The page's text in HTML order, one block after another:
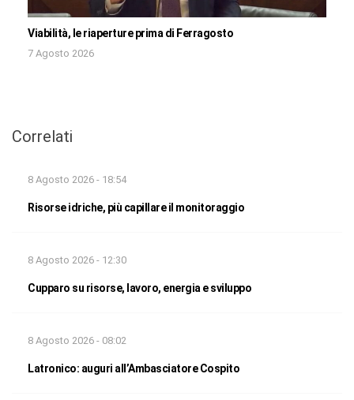
Viabilità, le riaperture prima di Ferragosto
7 Agosto 2026
Correlati
8 Agosto 2026 - 18:54
Risorse idriche, più capillare il monitoraggio
8 Agosto 2026 - 12:30
Cupparo su risorse, lavoro, energia e sviluppo
8 Agosto 2026 - 08:02
Latronico: auguri all’Ambasciatore Cospito